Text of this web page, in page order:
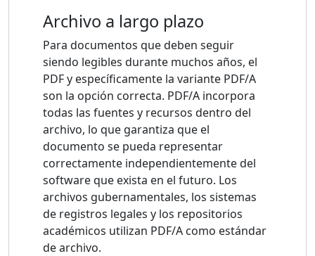
Archivo a largo plazo
Para documentos que deben seguir
siendo legibles durante muchos años, el
PDF y específicamente la variante PDF/A
son la opción correcta. PDF/A incorpora
todas las fuentes y recursos dentro del
archivo, lo que garantiza que el
documento se pueda representar
correctamente independientemente del
software que exista en el futuro. Los
archivos gubernamentales, los sistemas
de registros legales y los repositorios
académicos utilizan PDF/A como estándar
de archivo.